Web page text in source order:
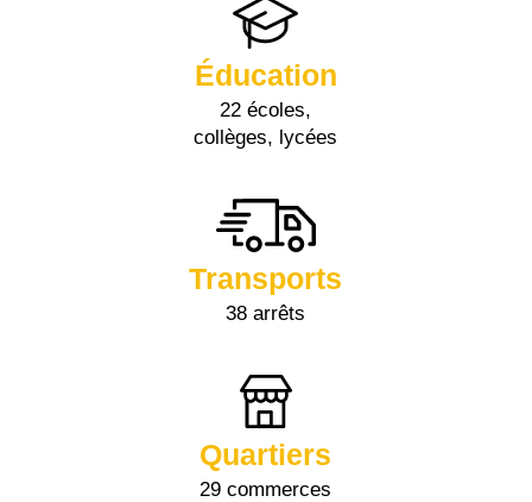
Éducation
22 écoles,
collèges, lycées
Transports
38 arrêts
Quartiers
29 commerces